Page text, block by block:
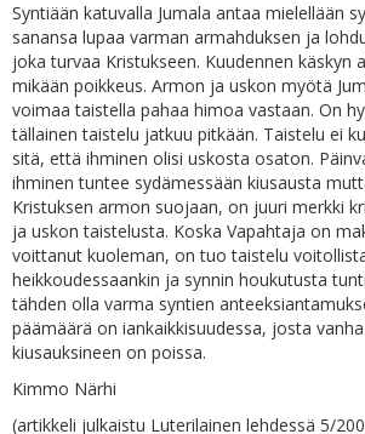
Syntiään katuvalla Jumala antaa mielellään
sanansa lupaa varman armahduksen ja
joka turvaa Kristukseen. Kuudennen käskyn
mikään poikkeus. Armon ja uskon myötä
voimaa taistella pahaa himoa vastaan. On
tällainen taistelu jatkuu pitkään. Taistelu ei
sitä, että ihminen olisi uskosta osaton.
ihminen tuntee sydämessään kiusausta
Kristuksen armon suojaan, on juuri merkki
ja uskon taistelusta. Koska Vapahtaja on
voittanut kuoleman, on tuo taistelu
heikkoudessaankin ja synnin houkutusta
tähden olla varma syntien
päämäärä on iankaikkisuudessa, josta
kiusauksineen on poissa.
Kimmo Närhi
(artikkeli julkaistu Luterilainen lehdessä 5/